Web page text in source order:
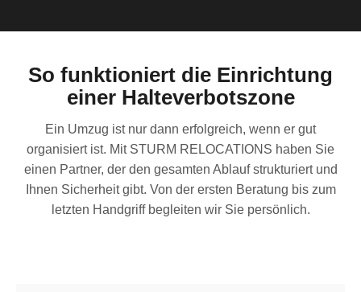
So funktioniert die Einrichtung
einer Halteverbotszone
Ein Umzug ist nur dann erfolgreich, wenn er gut
organisiert ist. Mit STURM RELOCATIONS haben Sie
einen Partner, der den gesamten Ablauf strukturiert und
Ihnen Sicherheit gibt. Von der ersten Beratung bis zum
letzten Handgriff begleiten wir Sie persönlich.